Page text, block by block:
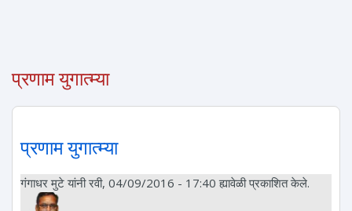
प्रणाम युगात्म्या
प्रणाम युगात्म्या
गंगाधर मुटेयांनी रवी, 04/09/2016 - 17:40 ह्यावेळी प्रकाशित केले.